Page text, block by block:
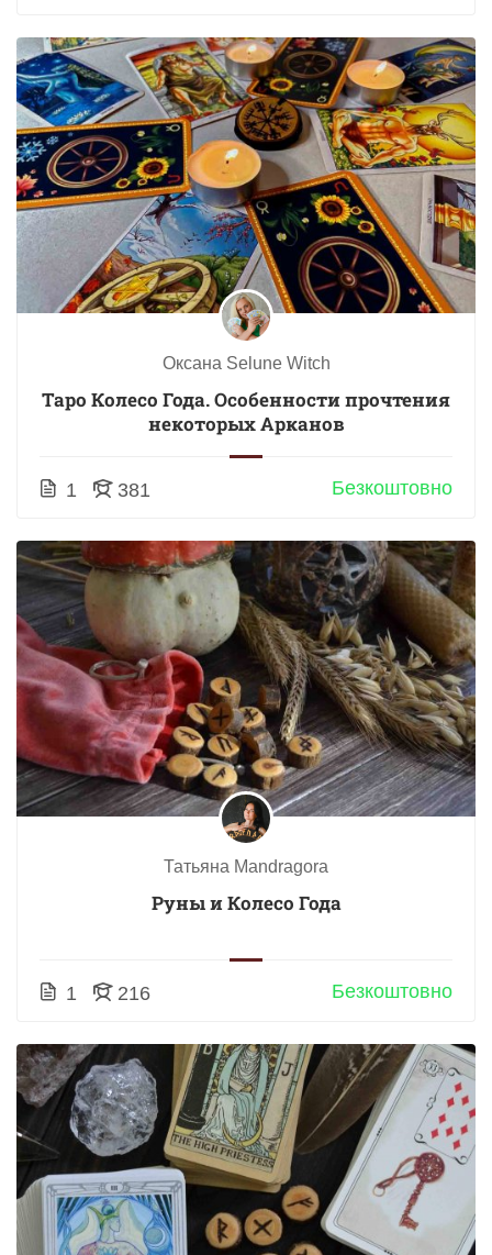
Оксана Selune Witch
Таро Колесо Года. Особенности прочтения
некоторых Арканов
1 381 Безкоштовно
Татьяна Mandragora
Руны и Колесо Года
1 216 Безкоштовно